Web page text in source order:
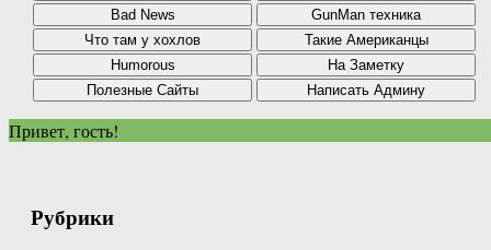
Привет, гость!
Рубрики